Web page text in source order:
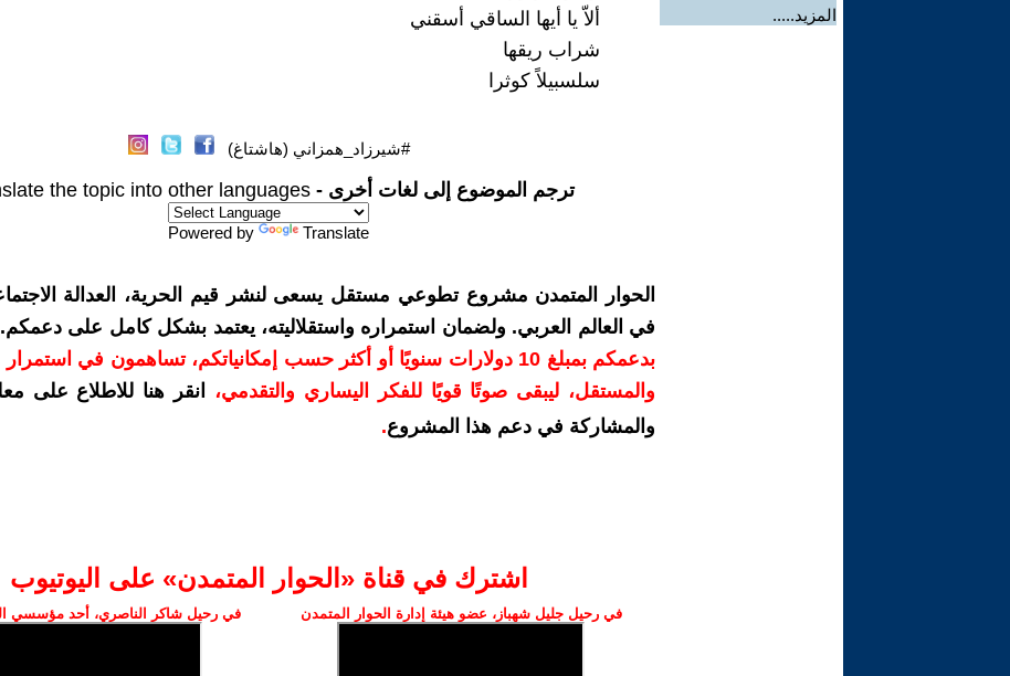
المزيد.....
ألاّ يا أيها الساقي أسقني
شراب ريقها
سلسبيلاً كوثرا
#شيرزاد_همزاني (هاشتاغ)
ترجم الموضوع إلى لغات أخرى - the topic into other languages
Powered by Translate
الحوار المتمدن مشروع تطوعي مستقل يسعى لنشر قيم الحرية، العدالة
في العالم العربي. ولضمان استمراره واستقلاليته، يعتمد بشكل كامل على دعمكم.
بدعمكم بمبلغ 10 دولارات سنويًا أو أكثر حسب إمكانياتكم، تساهمون في
والمستقل، ليبقى صوتًا قويًا للفكر اليساري والتقدمي،
انقر هنا للاطلاع على
والمشاركة في دعم هذا المشروع.
اشترك في قناة ‫«الحوار المتمدن» على اليوتيوب
في رحيل جليل شهباز، عضو هيئة إدارة الحوار المتمدن في رحيل شاكر الناصري، أحد مؤسسي